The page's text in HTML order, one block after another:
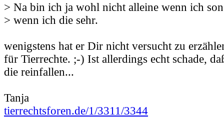
> Na bin ich ja wohl nicht alleine wenn ich
> wenn ich die sehr.
wenigstens hat er Dir nicht versucht zu
für Tierrechte. ;-) Ist allerdings echt schade,
die reinfallen...
Tanja
tierrechtsforen.de/1/3311/3344